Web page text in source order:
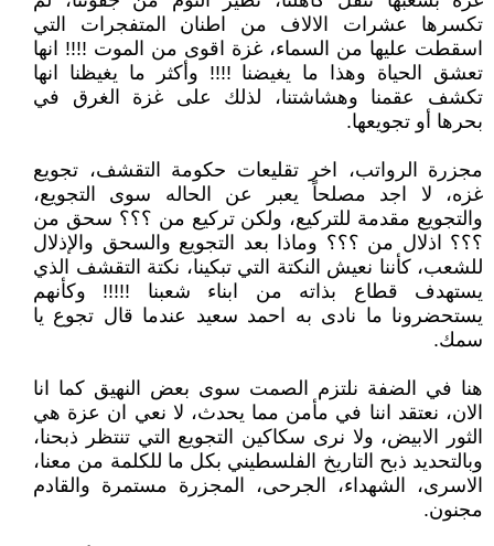
تكسرها عشرات الالاف من اطنان المتفجرات التي
اسقطت عليها من السماء، غزة اقوى من الموت !!!! انها
تعشق الحياة وهذا ما يغيضنا !!!! وأكثر ما يغيظنا انها
تكشف عقمنا وهشاشتنا، لذلك على غزة الغرق في
بحرها أو تجويعها.
مجزرة الرواتب، اخر تقليعات حكومة التقشف، تجويع
غزه، لا اجد مصلحاً يعبر عن الحاله سوى التجويع،
والتجويع مقدمة للتركيع، ولكن تركيع من ؟؟؟ سحق من
؟؟؟ اذلال من ؟؟؟ وماذا بعد التجويع والسحق والإذلال
للشعب، كأننا نعيش النكتة التي تبكينا، نكتة التقشف الذي
يستهدف قطاع بذاته من ابناء شعبنا !!!!! وكأنهم
يستحضرونا ما نادى به احمد سعيد عندما قال تجوع يا
سمك.
هنا في الضفة نلتزم الصمت سوى بعض النهيق كما انا
الان، نعتقد اننا في مأمن مما يحدث، لا نعي ان عزة هي
الثور الابيض، ولا نرى سكاكين التجويع التي تنتظر ذبحنا،
وبالتحديد ذبح التاريخ الفلسطيني بكل ما للكلمة من معنا،
الاسرى، الشهداء، الجرحى، المجزرة مستمرة والقادم
مجنون.